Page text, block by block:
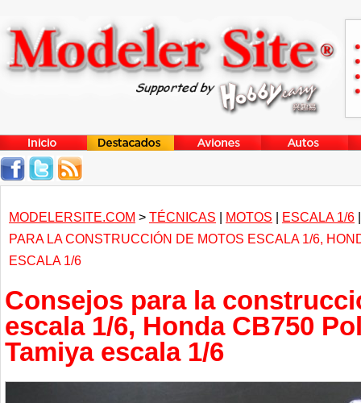
MODELERSITE.COM > TÉCNICAS | MOTOS | ESCALA 1/6
PARA LA CONSTRUCCIÓN DE MOTOS ESCALA 1/6,
ESCALA 1/6
Consejos para la
escala 1/6, Honda CB750
Tamiya escala 1/6